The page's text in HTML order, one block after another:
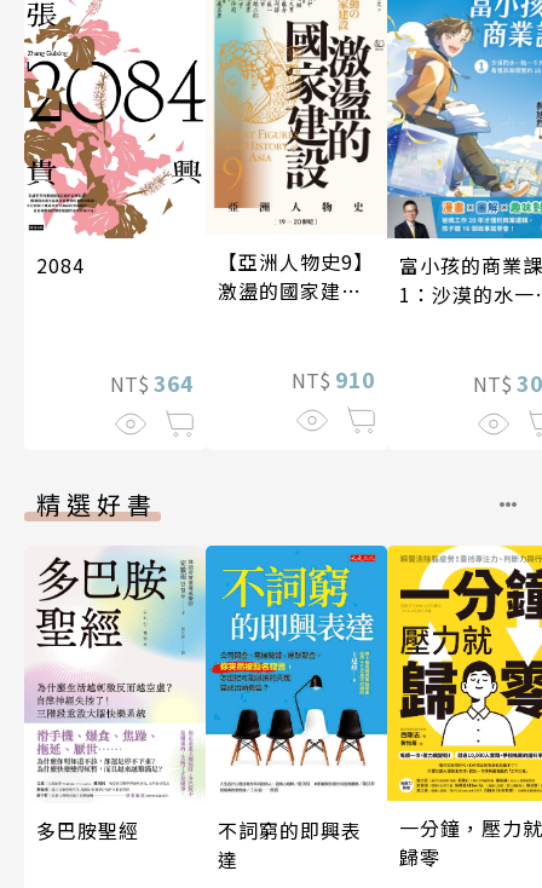
2084
NT$ 364
【亞洲人物史9】
激盪的國家建設
NT$ 910
富小孩的商業課
1：沙漠的水一
NT$
精選好書
多巴胺聖經
不詞窮的即興表
達
一分鐘，壓力就
歸零